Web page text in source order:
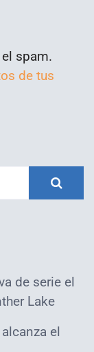
spam.
de tus
de serie el
Lake
el